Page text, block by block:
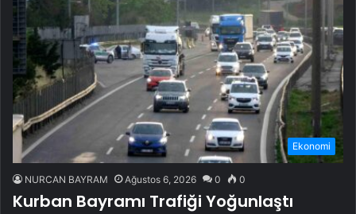
Ekonomi
NURCAN BAYRAM Ağustos 6, 2026 0 0
Kurban Bayramı Trafiği Yoğunlaştı